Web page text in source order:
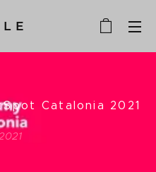
E
Catalonia 2021